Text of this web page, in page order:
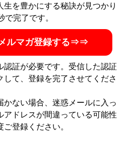
を豊かにする秘訣が見つかり
で完了です。
ルマガ登録する⇒⇒
証が必要です。受信した認証
して、登録を完了させてくださ
ない場合、迷惑メールに入っ
アドレスが間違っている可能性
登録ください。